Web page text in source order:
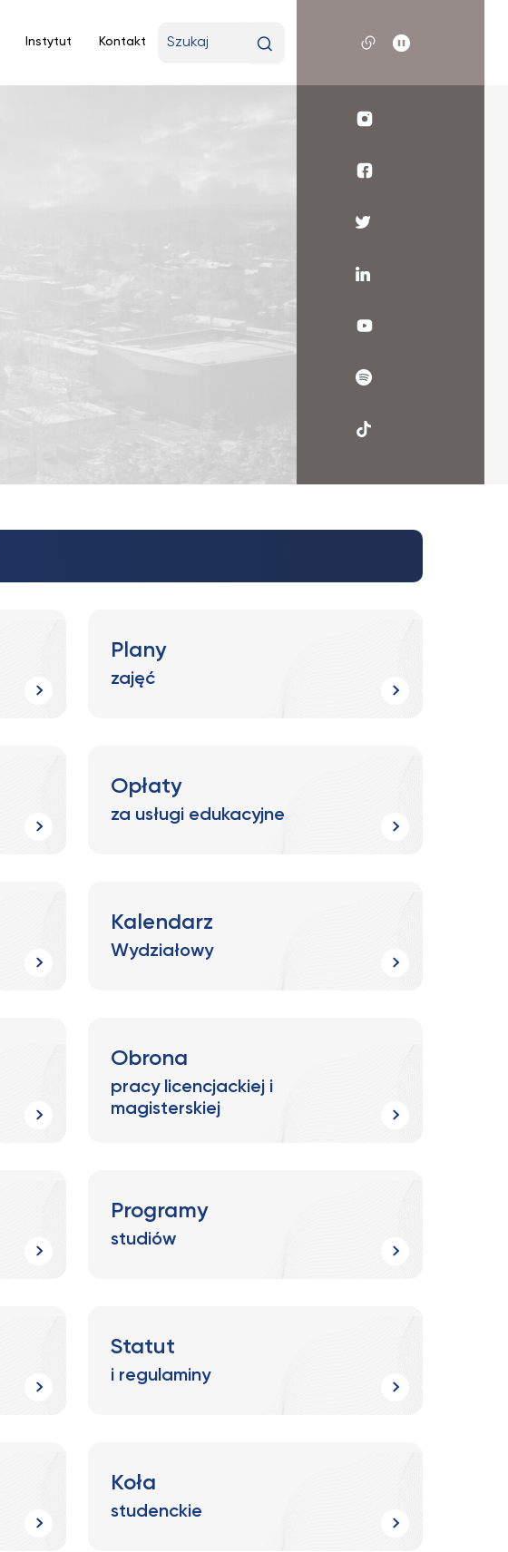
Instytut Kontakt
wyszukiwaną
Profil
WSR
Profil
Profil
Linkedin
UKSW
UKSW
UKSW
Plany
zajęć
Opłaty
za usługi edukacyjne
Kalendarz
Wydziałowy
Obrona
pracy licencjackiej i
magisterskiej
Programy
studiów
Statut
i regulaminy
Koła
studenckie